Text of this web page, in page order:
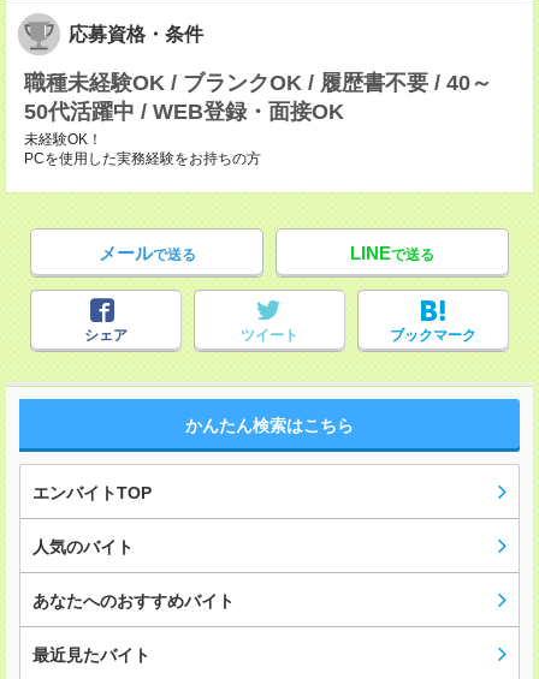
応募資格・条件
職種未経験OK / ブランクOK / 履歴書不要 / 40～
50代活躍中 / WEB登録・面接OK
未経験OK！
PCを使用した実務経験をお持ちの方
メールで送る LINEで送る
シェア ツイート ブックマーク
かんたん検索はこちら
エンバイトTOP
人気のバイト
あなたへのおすすめバイト
最近見たバイト